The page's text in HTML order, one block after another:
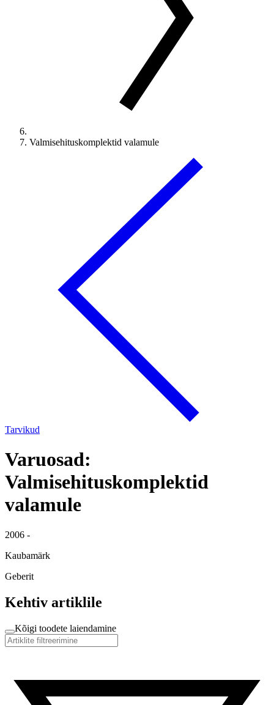
Valmisehituskomplektid valamule
Tarvikud
Varuosad:
Valmisehituskomplektid
valamule
2006 -
Kaubamärk
Geberit
Kehtiv artiklile
Kõigi toodete laiendamine